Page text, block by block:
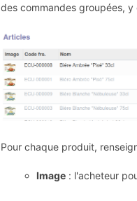
des commandes groupées,
Pour chaque produit,
Image : l'acheteur